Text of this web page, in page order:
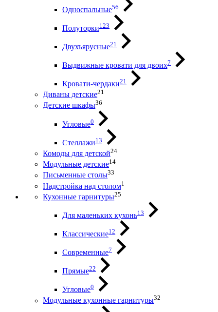
Односпальные56
Полуторки123
Двухъярусные21
Выдвижные кровати для двоих7
Кровати-чердаки21
Диваны детские21
Детские шкафы36
Угловые0
Стеллажи13
Комоды для детской24
Модульные детские14
Письменные столы33
Надстройка над столом1
Кухонные гарнитуры25
Для маленьких кухонь13
Классические12
Современные7
Прямые22
Угловые0
Модульные кухонные гарнитуры32